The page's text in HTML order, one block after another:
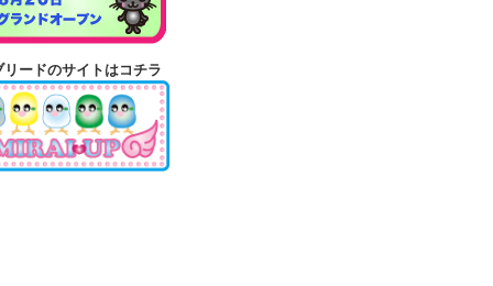
ードのサイトはコチラ